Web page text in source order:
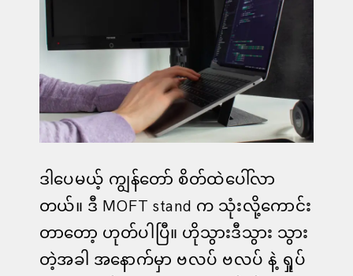
ဒါပေမယ့် ကျွန်တော် စိတ်ထဲပေါ်လာ
တယ်။ ဒီ MOFT stand က သုံးလို့ကောင်း
တာတော့ ဟုတ်ပါပြီ။ ဟိုသွားဒီသွား သွား
တဲ့အခါ အနောက်မှာ ဗလပ် ဗလပ် နဲ့ ရှုပ်